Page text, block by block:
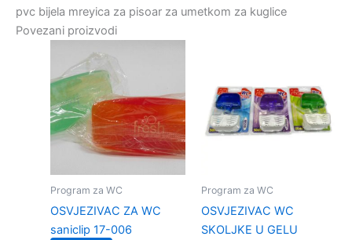
pvc bijela mreyica za pisoar za umetkom za kuglice
Povezani proizvodi
Program za WC
OSVJEZIVAC ZA WC
saniclip 17-006
Program za WC
OSVJEZIVAC WC
SKOLJKE U GELU